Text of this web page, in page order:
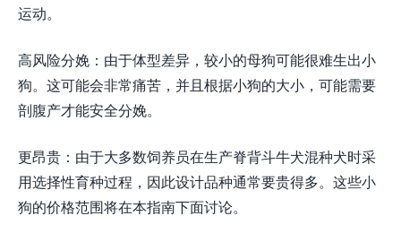
运动。
高风险分娩：由于体型差异，较小的母狗可能很难生出小
狗。这可能会非常痛苦，并且根据小狗的大小，可能需要
剖腹产才能安全分娩。
更昂贵：由于大多数饲养员在生产脊背斗牛犬混种犬时采
用选择性育种过程，因此设计品种通常要贵得多。这些小
狗的价格范围将在本指南下面讨论。